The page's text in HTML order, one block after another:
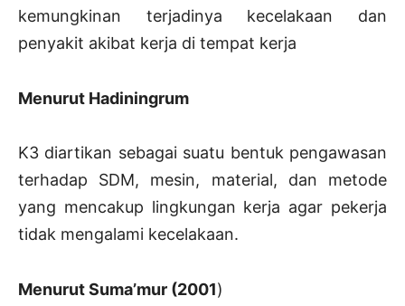
kemungkinan terjadinya kecelakaan dan
penyakit akibat kerja di tempat kerja
Menurut Hadiningrum
K3 diartikan sebagai suatu bentuk pengawasan
terhadap SDM, mesin, material, dan metode
yang mencakup lingkungan kerja agar pekerja
tidak mengalami kecelakaan.
Menurut Suma’mur (2001)